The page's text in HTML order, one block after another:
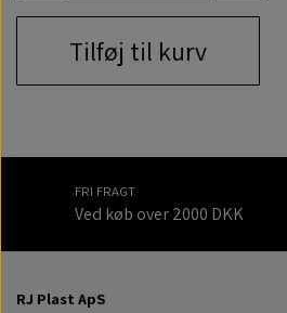
Tilføj til kurv
FRI FRAGT
Ved køb over 2000 DKK
RJ Plast ApS